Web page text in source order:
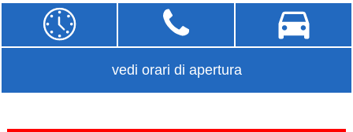
vedi orari di apertura